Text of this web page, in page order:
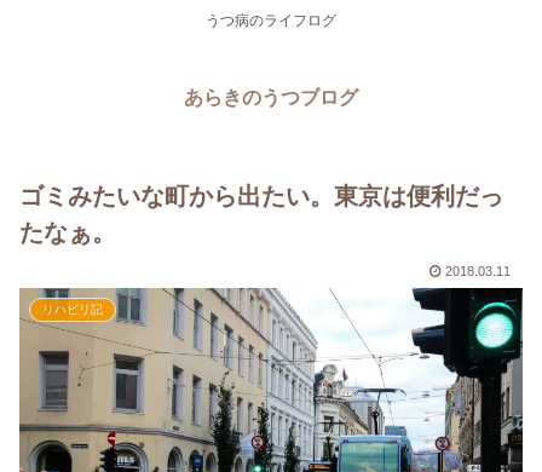
うつ病のライフログ
あらきのうつブログ
ゴミみたいな町から出たい。東京は便利だっ
たなぁ。
2018.03.11
リハビリ記